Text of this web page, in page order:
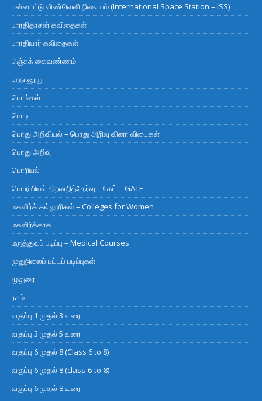
பன்னாட்டு விண்வெளி நிலையம் (International Space Station – ISS)
பாரதிதாசன் கவிதைகள்
பாரதியார் கவிதைகள்
பிஞ்சுக் கைவண்ணம்
புறநானூறு
பொங்கல்
பொடி
பொது அறிவியல் – பொது அறிவு வினா விடைகள்
பொது அறிவு
பொரியல்
பொறியியல் திறனறித்தேர்வு – கேட் – GATE
மகளிர்க் கல்லூரிகள் – Colleges for Women
மகளிர்க்காக
மருத்துவப் படிப்பு – Medical Courses
முதுநிலைப் பட்டப் படிப்புகள்
மூதுரை
ரசம்
வகுப்பு 1 முதல் 3 வரை
வகுப்பு 3 முதல் 5 வரை
வகுப்பு 6 முதல் 8 (Class 6 to 8)
வகுப்பு 6 முதல் 8 (class-6-to-8)
வகுப்பு 6 முதல் 8 வரை